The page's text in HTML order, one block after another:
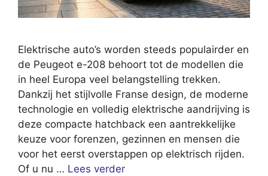
Elektrische auto’s worden steeds populairder en
de Peugeot e-208 behoort tot de modellen die
in heel Europa veel belangstelling trekken.
Dankzij het stijlvolle Franse design, de moderne
technologie en volledig elektrische aandrijving is
deze compacte hatchback een aantrekkelijke
keuze voor forenzen, gezinnen en mensen die
voor het eerst overstappen op elektrisch rijden.
Of u nu … Lees verder